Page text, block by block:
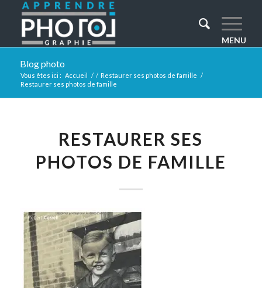
Blog photo
Vous êtes ici : Accueil / / Restaurer ses photos de famille /
Restaurer ses photos de famille
RESTAURER SES
PHOTOS DE FAMILLE